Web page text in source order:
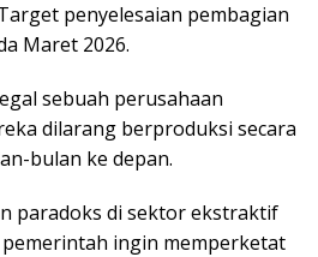
penyelesaian pembagian
Maret 2026.
sebuah perusahaan
dilarang berproduksi secara
bulan ke depan.
paradoks di sektor ekstraktif
pemerintah ingin memperketat